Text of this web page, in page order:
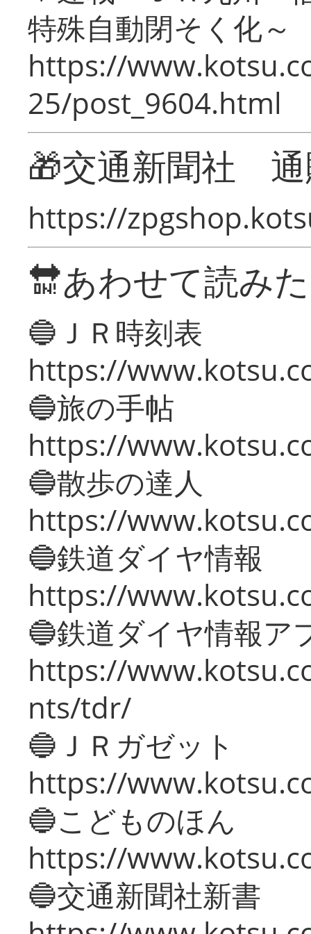
特殊自動閉そく化～
https://
25/post_9604.html
🎁交通新聞社
https://
🔛あわせて読み
🔵ＪＲ時刻表
https://
🔵旅の手帖
https://
🔵散歩の達人
https://
🔵鉄道ダイヤ情報
https://
🔵鉄道ダイヤ情報ア
https://
nts/tdr/
🔵ＪＲガゼット
https://
🔵こどものほん
https://
🔵交通新聞社新書